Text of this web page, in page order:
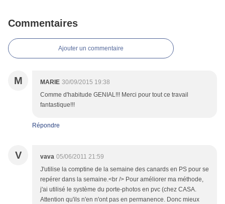
Commentaires
Ajouter un commentaire
M MARIE 30/09/2015 19:38
Comme d'habitude GENIAL!!! Merci pour tout ce travail
fantastique!!!
Répondre
V vava 05/06/2011 21:59
J'utilise la comptine de la semaine des canards en PS pour se
repérer dans la semaine.<br /> Pour améliorer ma méthode,
j'ai utilisé le système du porte-photos en pvc (chez CASA.
Attention qu'ils n'en n'ont pas en permanence. Donc mieux